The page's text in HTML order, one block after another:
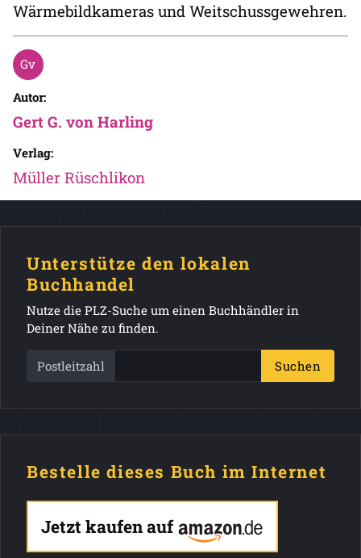
Wärmebildkameras und Weitschussgewehren.
Autor:
Gert G. von Harling
Verlag:
Müller Rüschlikon
Unterstütze den lokalen
Buchhandel
Nutze die PLZ-Suche um einen Buchhändler in
Deiner Nähe zu finden.
Postleitzahl Suchen
Bestelle dieses Buch im Internet
Jetzt kaufen auf